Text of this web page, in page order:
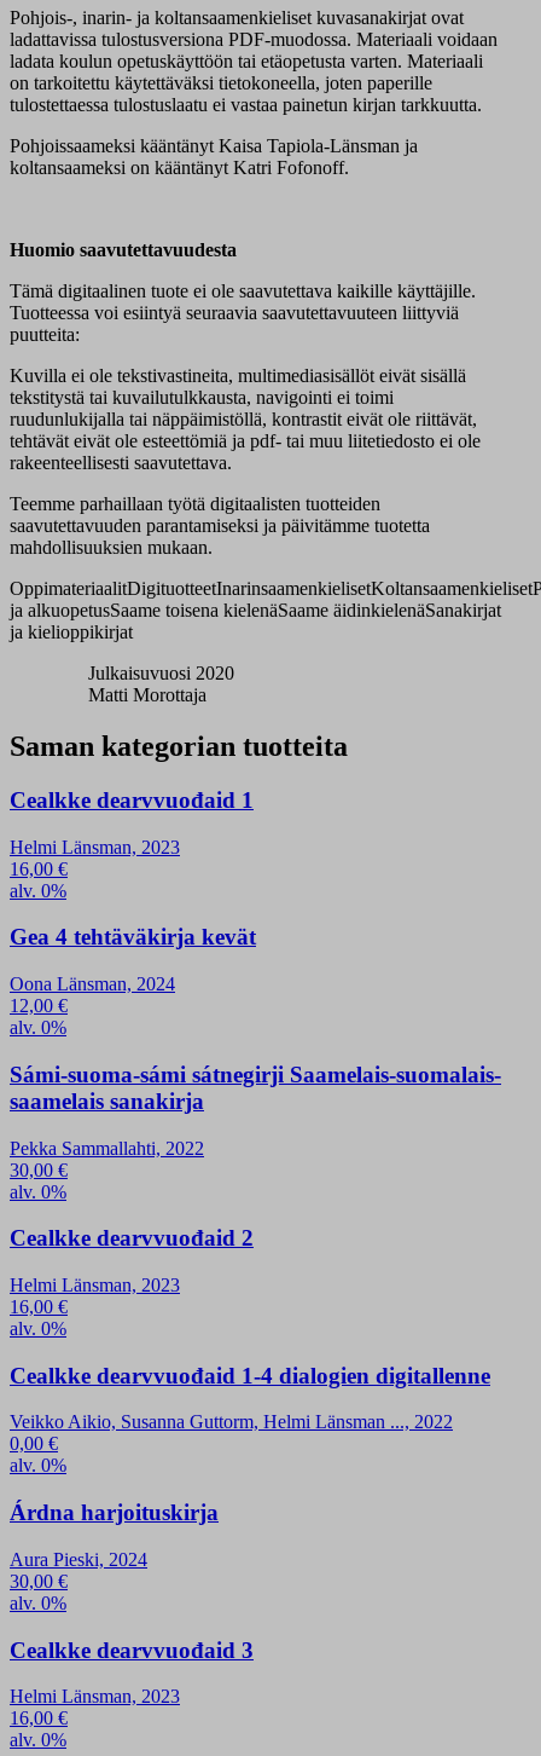
-
PDF-
dokumentit
määrä
Pohjois-, inarin- ja koltansaamenkieliset kuvasanakirjat ovat
ladattavissa tulostusversiona PDF-muodossa. Materiaali voidaan
ladata koulun opetuskäyttöön tai etäopetusta varten. Materiaali
on tarkoitettu käytettäväksi tietokoneella, joten paperille
tulostettaessa tulostuslaatu ei vastaa painetun kirjan tarkkuutta.
Pohjoissaameksi kääntänyt Kaisa Tapiola-Länsman ja
koltansaameksi on kääntänyt Katri Fofonoff.
Huomio saavutettavuudesta
Tämä digitaalinen tuote ei ole saavutettava kaikille käyttäjille.
Tuotteessa voi esiintyä seuraavia saavutettavuuteen liittyviä
puutteita:
Kuvilla ei ole tekstivastineita, multimediasisällöt eivät sisällä
tekstitystä tai kuvailutulkkausta, navigointi ei toimi
ruudunlukijalla tai näppäimistöllä, kontrastit eivät ole riittävät,
tehtävät eivät ole esteettömiä ja pdf- tai muu liitetiedosto ei ole
rakeenteellisesti saavutettava.
Teemme parhaillaan työtä digitaalisten tuotteiden
saavutettavuuden parantamiseksi ja päivitämme tuotetta
mahdollisuuksien mukaan.
OppimateriaalitDigituotteetInarinsaamenkielisetKoltansaamenkieliset
ja alkuopetusSaame toisena kielenäSaame äidinkielenäSanakirjat
ja kielioppikirjat
Julkaisuvuosi 2020
Matti Morottaja
Saman kategorian tuotteita
Cealkke dearvvuođaid 1
Helmi Länsman, 2023
16,00 €
alv. 0%
Gea 4 tehtäväkirja kevät
Oona Länsman, 2024
12,00 €
alv. 0%
Sámi-suoma-sámi sátnegirji Saamelais-suomalais-
saamelais sanakirja
Pekka Sammallahti, 2022
30,00 €
alv. 0%
Cealkke dearvvuođaid 2
Helmi Länsman, 2023
16,00 €
alv. 0%
Cealkke dearvvuođaid 1-4 dialogien digitallenne
Veikko Aikio, Susanna Guttorm, Helmi Länsman ..., 2022
0,00 €
alv. 0%
Árdna harjoituskirja
Aura Pieski, 2024
30,00 €
alv. 0%
Cealkke dearvvuođaid 3
Helmi Länsman, 2023
16,00 €
alv. 0%